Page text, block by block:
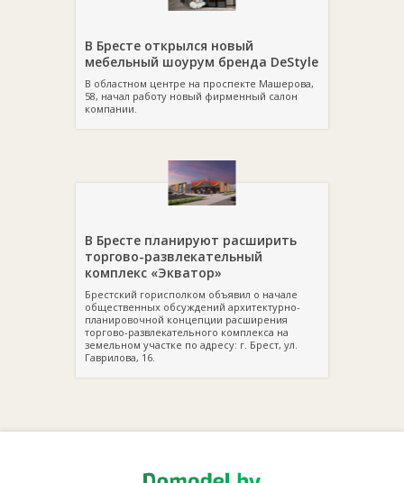
В Бресте открылся новый
мебельный шоурум бренда DeStyle
В областном центре на проспекте Машерова,
58, начал работу новый фирменный салон
компании.
В Бресте планируют расширить
торгово-развлекательный
комплекс «Экватор»
Брестский горисполком объявил о начале
общественных обсуждений архитектурно-
планировочной концепции расширения
торгово-развлекательного комплекса на
земельном участке по адресу: г. Брест, ул.
Гаврилова, 16.